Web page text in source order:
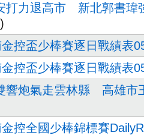
打力退高市 新北郭書
控盃少棒賽逐日戰績表
控盃少棒賽逐日戰績表
響炮氣走雲林縣 高雄市
控全國少棒錦標賽